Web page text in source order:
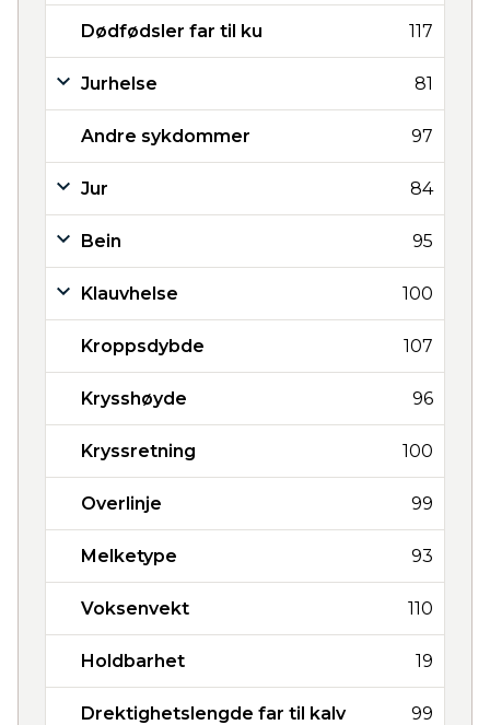
Dødfødsler far til ku 117
Jurhelse 81
Andre sykdommer 97
Jur 84
Bein 95
Klauvhelse 100
Kroppsdybde 107
Krysshøyde 96
Kryssretning 100
Overlinje 99
Melketype 93
Voksenvekt 110
Holdbarhet 19
Drektighetslengde far til kalv 99